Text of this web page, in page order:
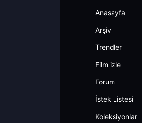
Anasayfa
Arşiv
Trendler
Film izle
Forum
İstek Listesi
Koleksiyonlar